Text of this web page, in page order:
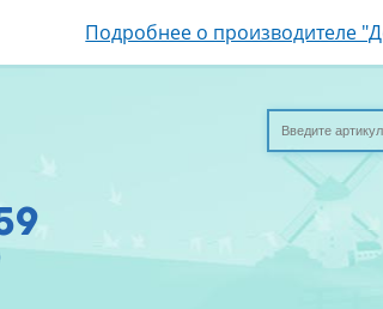
Подробнее о производителе